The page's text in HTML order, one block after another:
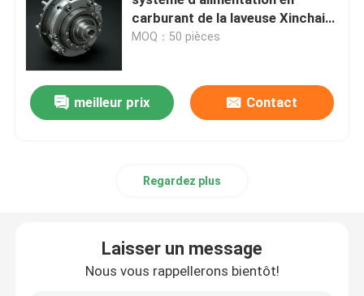
Assemblage de la tête de cylindre et du système de
Montage du train de l'engrenage de chronométrage
Montage du volant
carburant de la laveuse Xinchai
Diesel
MOQ：50 pièces
meilleur prix Contact
Regardez plus
Laisser un message
Nous vous rappellerons bientôt!